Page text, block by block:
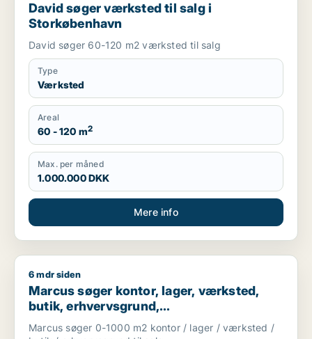
David søger værksted til salg i
Storkøbenhavn
David søger 60-120 m2 værksted til salg
Type
Værksted
Areal
60 - 120 m2
Max. per måned
1.000.000 DKK
Mere info
Marcus søger kontor, lager, værksted, butik,
6 mdr siden
Marcus søger kontor, lager, værksted,
butik, erhvervsgrund,
boligudlejningsejendom,
Marcus søger 0-1000 m2 kontor / lager / værksted /